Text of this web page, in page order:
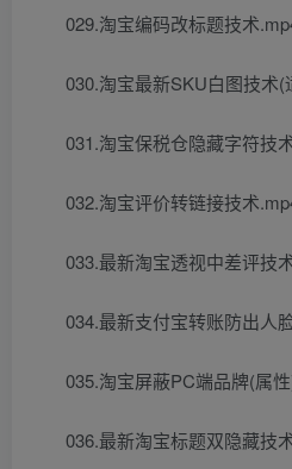
029.淘宝编码改标题技术
030.淘宝最新SKU白图技术
031.淘宝保税仓隐藏字符技
032.淘宝评价转链接技术
033.最新淘宝透视中差评技
034.最新支付宝转账防出人
035.淘宝屏蔽PC端品牌(属
036.最新淘宝标题双隐藏技